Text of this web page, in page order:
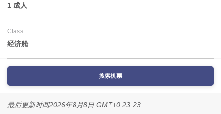
1 成人
Class
经济舱
搜索机票
最后更新时间2026年8月8日 GMT+0 23:23